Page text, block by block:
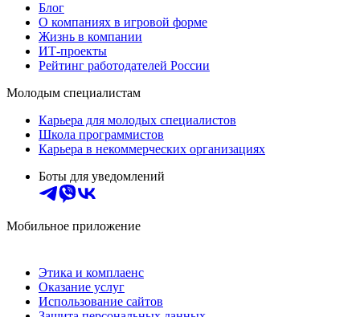
Блог
О компаниях в игровой форме
Жизнь в компании
ИТ-проекты
Рейтинг работодателей России
Молодым специалистам
Карьера для молодых специалистов
Школа программистов
Карьера в некоммерческих организациях
Боты для уведомлений
Мобильное приложение
Этика и комплаенс
Оказание услуг
Использование сайтов